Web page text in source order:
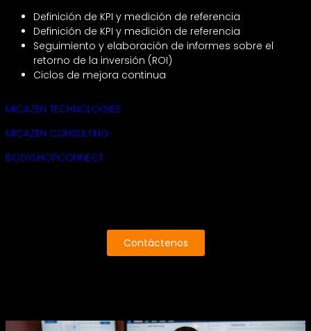
Definición de KPI y medición de referencia
Definición de KPI y medición de referencia
Seguimiento y elaboración de informes sobre el
retorno de la inversión (ROI)
Ciclos de mejora continua
MICAZEN TECHNOLOGIES
MICAZEN CONSULTING
BODYSHOPCONNECT
Contáctenos